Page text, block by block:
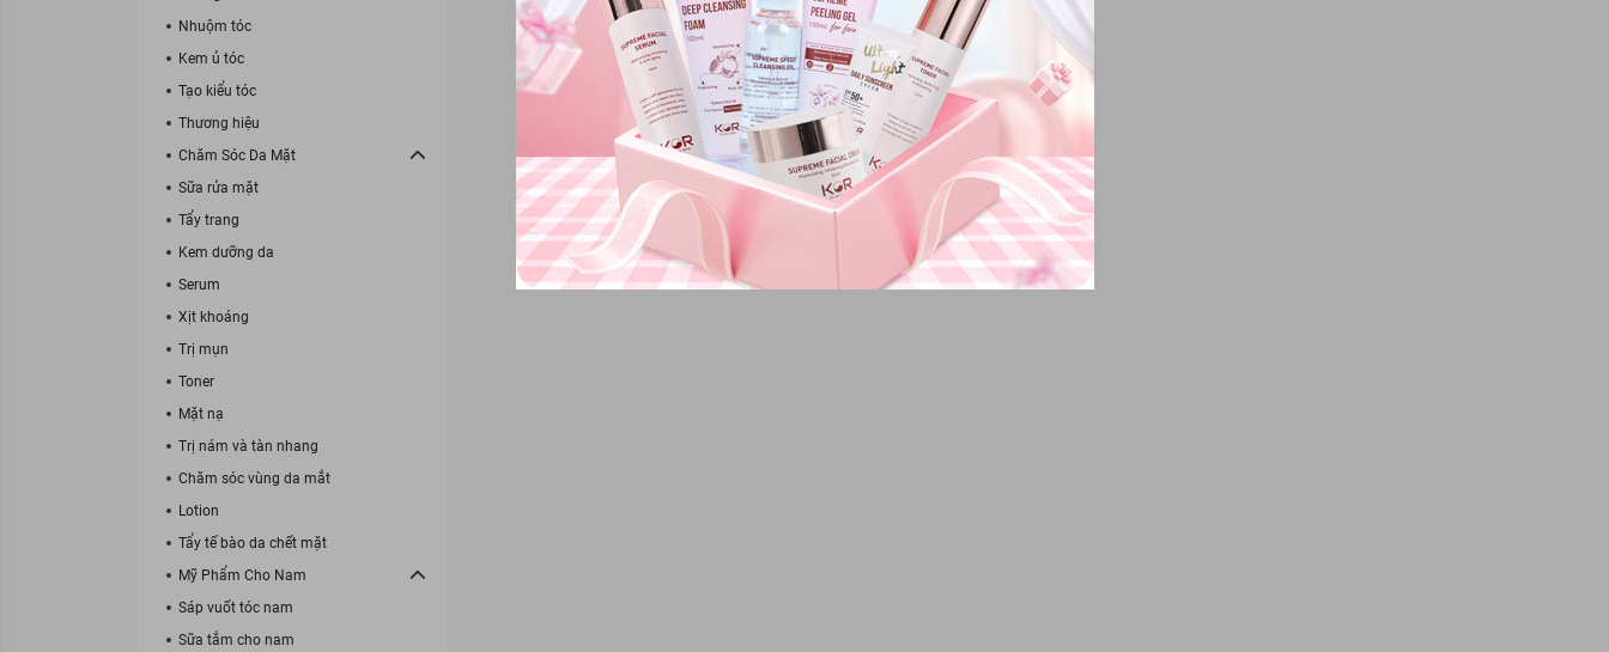
Nhuộm tóc
Kem ủ tóc
Tạo kiểu tóc
Thương hiệu
Chăm Sóc Da Mặt
Sữa rửa mặt
Tẩy trang
Kem dưỡng da
Serum
Xịt khoáng
Trị mụn
Toner
Mặt nạ
Trị nám và tàn nhang
Chăm sóc vùng da mắt
Lotion
Tẩy tế bào da chết mặt
Mỹ Phẩm Cho Nam
Sáp vuốt tóc nam
Sữa tắm cho nam